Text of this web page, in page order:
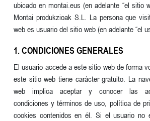
ubicado en montai.eus (en adelante “el sitio
Montai produkzioak S.L. La persona que
web es usuario del sitio web (en adelante “el
1. CONDICIONES GENERALES
El usuario accede a este sitio web de forma
este sitio web tiene carácter gratuito. La
web implica aceptar y conocer las
condiciones y términos de uso, política de
cookies contenidos en él. Si el usuario no